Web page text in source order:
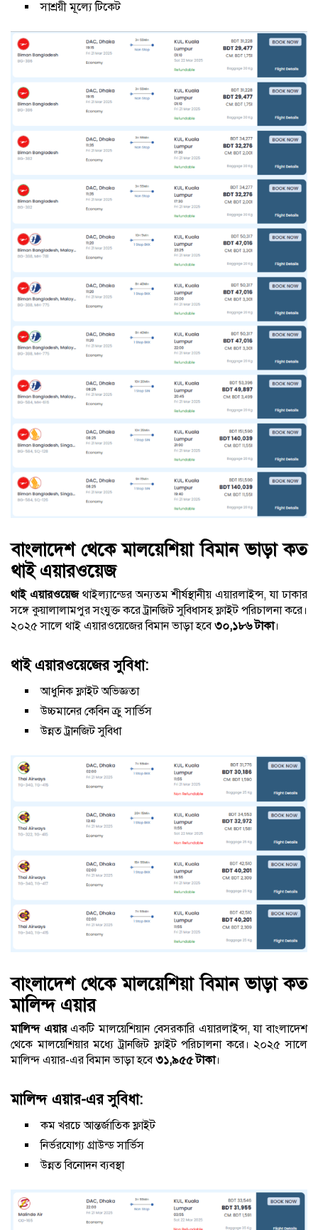
সাশ্রয়ী মূল্যে টিকেট
বাংলাদেশ থেকে মালয়েশিয়া বিমান ভাড়া কত
থাই এয়ারওয়েজ
থাই এয়ারওয়েজথাইল্যান্ডের অন্যতম শীর্ষস্থানীয় এয়ারলাইন্স, যা ঢাকার
সঙ্গে কুয়ালালামপুর সংযুক্ত করে ট্রানজিট সুবিধাসহ ফ্লাইট পরিচালনা করে।
২০২৫ সালে থাই এয়ারওয়েজের বিমান ভাড়া হবে৩০,১৮৬ টাকা।
থাই এয়ারওয়েজের সুবিধা:
আধুনিক ফ্লাইট অভিজ্ঞতা
উচ্চমানের কেবিন ক্রু সার্ভিস
উন্নত ট্রানজিট সুবিধা
বাংলাদেশ থেকে মালয়েশিয়া বিমান ভাড়া কত
মালিন্দ এয়ার
মালিন্দ এয়ারএকটি মালয়েশিয়ান বেসরকারি এয়ারলাইন্স, যা বাংলাদেশ
থেকে মালয়েশিয়ার মধ্যে ট্রানজিট ফ্লাইট পরিচালনা করে। ২০২৫ সালে
মালিন্দ এয়ার-এর বিমান ভাড়া হবে৩১,৯৫৫ টাকা।
মালিন্দ এয়ার-এর সুবিধা:
কম খরচে আন্তর্জাতিক ফ্লাইট
নির্ভরযোগ্য গ্রাউন্ড সার্ভিস
উন্নত বিনোদন ব্যবস্থা